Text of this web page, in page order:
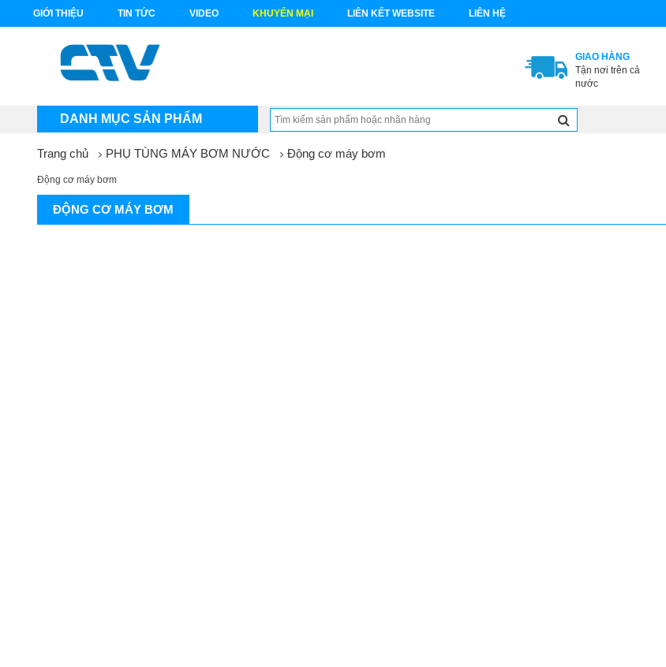
GIỚI THIỆU TIN TỨC VIDEO KHUYẾN MẠI LIÊN KẾT WEBSITE LIÊN HỆ
GIAO HÀNG
Tận nơi trên cả
nước
DANH MỤC SẢN PHẨM
Trang chủ PHỤ TÙNG MÁY BƠM NƯỚC Động cơ máy bơm
Động cơ máy bơm
ĐỘNG CƠ MÁY BƠM